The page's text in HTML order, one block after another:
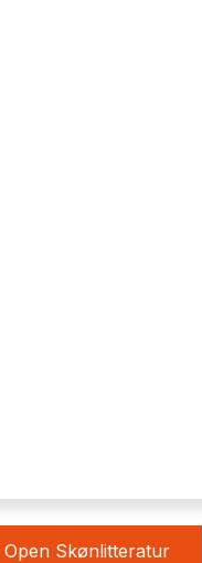
Open Skønlitteratur